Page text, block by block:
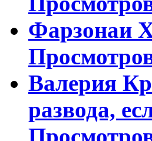
Фарзонаи
Валерия
развода,